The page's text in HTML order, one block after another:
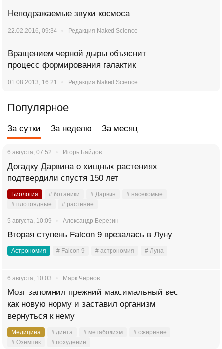
Неподражаемые звуки космоса
22.02.2016, 09:34 Редакция Naked Science
Вращением черной дыры объяснит
процесс формирования галактик
01.08.2013, 16:21 Редакция Naked Science
Популярное
За сутки За неделю За месяц
6 августа, 07:52 Игорь Байдов
Догадку Дарвина о хищных растениях
подтвердили спустя 150 лет
Биология # ботаники # Дарвин
# насекомые
# плотоядные
# растение
5 августа, 10:09 Александр Березин
Вторая ступень Falcon 9 врезалась в Луну
Астрономия # Falcon 9 # астрономия # Луна
6 августа, 10:03 Марк Чернов
Мозг запомнил прежний максимальный вес
как новую норму и заставил организм
вернуться к нему
Медицина # диета # метаболизм
# ожирение
# Оземпик
# похудение